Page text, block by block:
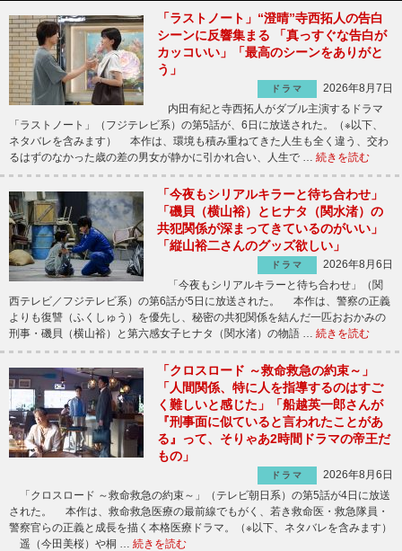
「ラストノート」“澄晴”寺西拓人の告白
シーンに反響集まる 「真っすぐな告白が
カッコいい」「最高のシーンをありがと
う」
ドラマ
2026年8月7日
内田有紀と寺西拓人がダブル主演するドラマ
「ラストノート」（フジテレビ系）の第5話が、6日に放送された。（※以下、
ネタバレを含みます） 本作は、環境も積み重ねてきた人生も全く違う、交わ
るはずのなかった歳の差の男女が静かに引かれ合い、人生で … 続きを読む
「今夜もシリアルキラーと待ち合わせ」
「磯貝（横山裕）とヒナタ（関水渚）の
共犯関係が深まってきているのがいい」
「縦山裕二さんのグッズ欲しい」
ドラマ
2026年8月6日
「今夜もシリアルキラーと待ち合わせ」（関
西テレビ／フジテレビ系）の第6話が5日に放送された。 本作は、警察の正義
よりも復讐（ふくしゅう）を優先し、秘密の共犯関係を結んだ一匹おおかみの
刑事・磯貝（横山裕）と第六感女子ヒナタ（関水渚）の物語 … 続きを読む
「クロスロード ～救命救急の約束～」
「人間関係、特に人を指導するのはすご
く難しいと感じた」「船越英一郎さんが
『刑事面に似ていると言われたことがあ
る』って、そりゃあ2時間ドラマの帝王だ
もの」
ドラマ
2026年8月6日
「クロスロード ～救命救急の約束～」（テレビ朝日系）の第5話が4日に放送
された。 本作は、救命救急医療の最前線でもがく、若き救命医・救急隊員・
警察官らの正義と成長を描く本格医療ドラマ。（※以下、ネタバレを含みます）
遥（今田美桜）や桐 … 続きを読む